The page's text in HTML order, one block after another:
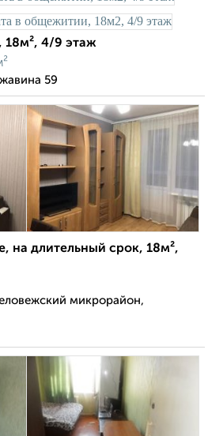
4/9 этаж
59
на длительный срок, 18м²,
микрорайон,